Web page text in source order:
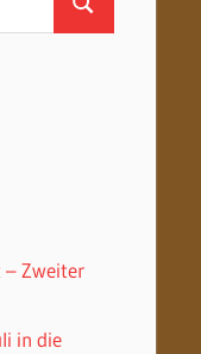
Suchen
– Zweiter
in die